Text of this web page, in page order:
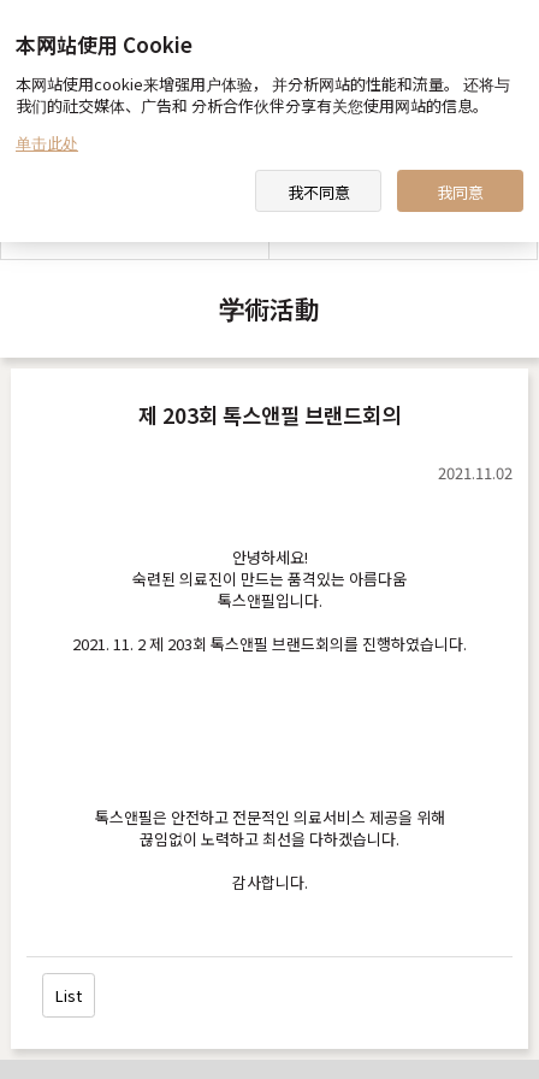
toxnfill 美容医院 向您约定 医生&职员 介绍
合作酒店指南
学術活動
제 203회 톡스앤필 브랜드회의
2021.11.02
안녕하세요!
숙련된 의료진이 만드는 품격있는 아름다움
톡스앤필입니다.
2021. 11. 2 제 203회 톡스앤필 브랜드회의를 진행하였습니다.
톡스앤필은 안전하고 전문적인 의료서비스 제공을 위해
끊임없이 노력하고 최선을 다하겠습니다.
감사합니다.
List
本网站使用 Cookie
本网站使用cookie来增强用户体验， 并分析网站的性能和流量。 还将与
我们的社交媒体、广告和 分析合作伙伴分享有关您使用网站的信息。
单击此处
我不同意 我同意